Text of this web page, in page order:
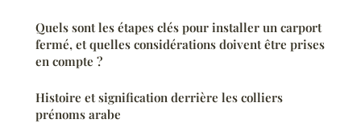
Quels sont les étapes clés pour installer un carport
fermé, et quelles considérations doivent être prises
en compte ?
Histoire et signification derrière les colliers
prénoms arabe